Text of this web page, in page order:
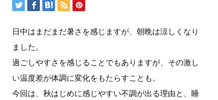
日中はまだまだ暑さを感じますが、朝晩は涼しくなり
ました。
過ごしやすさを感じることでもありますが、その激し
い温度差が体調に変化をもたらすことも。
今回は、秋はじめに感じやすい不調が出る理由と、睡